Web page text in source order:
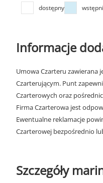
dostępny
Informacje
Umowa Czarteru zawierana
Czarterującym. Punt
Czarterowych oraz
Firma Czarterowa jest
Ewentualne reklamacje
Czarterowej bezpośrednio
Szczegóły